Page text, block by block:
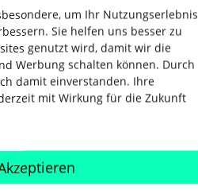
dort links angezeigten
– Personio
nicht ganz konkret zu
& Ideen!
ist:
um Ihr Nutzungserlebnis
Sie helfen uns besser zu
genutzt wird, damit wir die
Werbung schalten können. Durch
damit einverstanden. Ihre
mit Wirkung für die Zukunft